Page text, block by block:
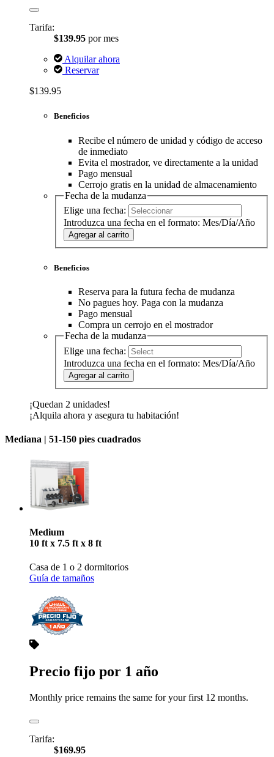
Tarifa:
$139.95 por mes
Alquilar ahora
Reservar
$139.95
Beneficios
Recibe el número de unidad y código de acceso
de inmediato
Evita el mostrador, ve directamente a la unidad
Pago mensual
Cerrojo gratis en la unidad de almacenamiento
Fecha de la mudanza
Elige una fecha:
Introduzca una fecha en el formato: Mes/Día/Año
Agregar al carrito
Beneficios
Reserva para la futura fecha de mudanza
No pagues hoy. Paga con la mudanza
Pago mensual
Compra un cerrojo en el mostrador
Fecha de la mudanza
Elige una fecha:
Introduzca una fecha en el formato: Mes/Día/Año
Agregar al carrito
¡Quedan 2 unidades!
¡Alquila ahora y asegura tu habitación!
Mediana | 51-150 pies cuadrados
Medium
10 ft x 7.5 ft x 8 ft
Casa de 1 o 2 dormitorios
Guía de tamaños
Precio fijo por 1 año
Monthly price remains the same for your first 12 months.
Tarifa:
$169.95